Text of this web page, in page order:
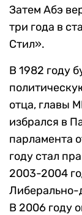
Затем Абэ
три года в
Стил».
В 1982 году
отца, главы
избрался в
парламента
году стал
2003-2004
Либерально-
В 2006 году